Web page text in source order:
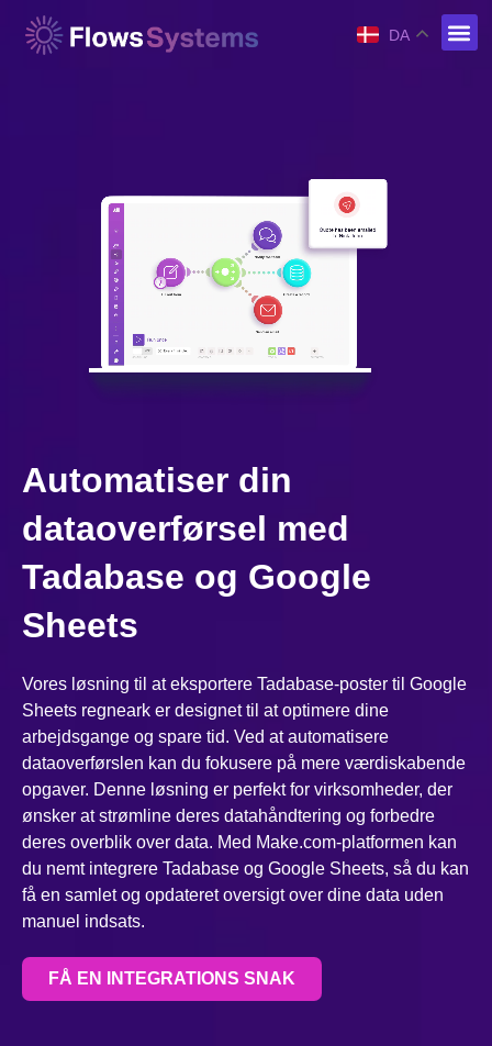
DA
Automatiser din
dataoverførsel med
Tadabase og Google
Sheets
Vores løsning til at eksportere Tadabase-poster til Google
Sheets regneark er designet til at optimere dine
arbejdsgange og spare tid. Ved at automatisere
dataoverførslen kan du fokusere på mere værdiskabende
opgaver. Denne løsning er perfekt for virksomheder, der
ønsker at strømline deres datahåndtering og forbedre
deres overblik over data. Med Make.com-platformen kan
du nemt integrere Tadabase og Google Sheets, så du kan
få en samlet og opdateret oversigt over dine data uden
manuel indsats.
FÅ EN INTEGRATIONS SNAK